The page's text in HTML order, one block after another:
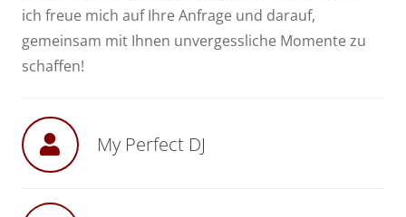
ich freue mich auf Ihre Anfrage und darauf,
gemeinsam mit Ihnen unvergessliche Momente zu
schaffen!
My Perfect DJ